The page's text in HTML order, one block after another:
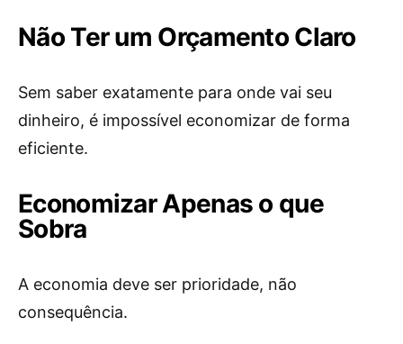
Não Ter um Orçamento Claro
Sem saber exatamente para onde vai seu
dinheiro, é impossível economizar de forma
eficiente.
Economizar Apenas o que
Sobra
A economia deve ser prioridade, não
consequência.